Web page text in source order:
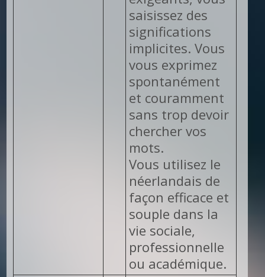
saisissez des
significations
implicites. Vous
vous exprimez
spontanément
et couramment
sans trop devoir
chercher vos
mots.
Vous utilisez le
néerlandais de
façon efficace et
souple dans la
vie sociale,
professionnelle
ou académique.